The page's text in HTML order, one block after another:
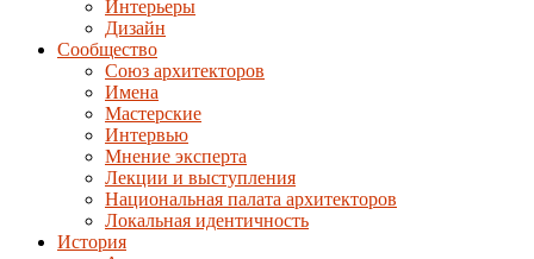
Интерьеры
Дизайн
Сообщество
Союз архитекторов
Имена
Мастерские
Интервью
Мнение эксперта
Лекции и выступления
Национальная палата архитекторов
Локальная идентичность
История